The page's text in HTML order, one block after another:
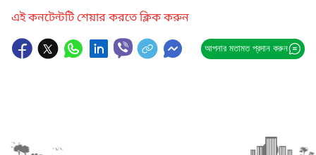
এই কনটেন্টটি শেয়ার করতে ক্লিক করুন
আপনার মতামত প্রদান করুন